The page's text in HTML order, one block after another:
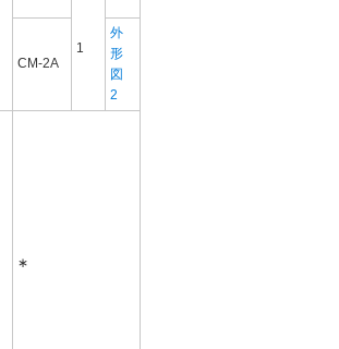
1
CM-2A
外
形
図
2
∗